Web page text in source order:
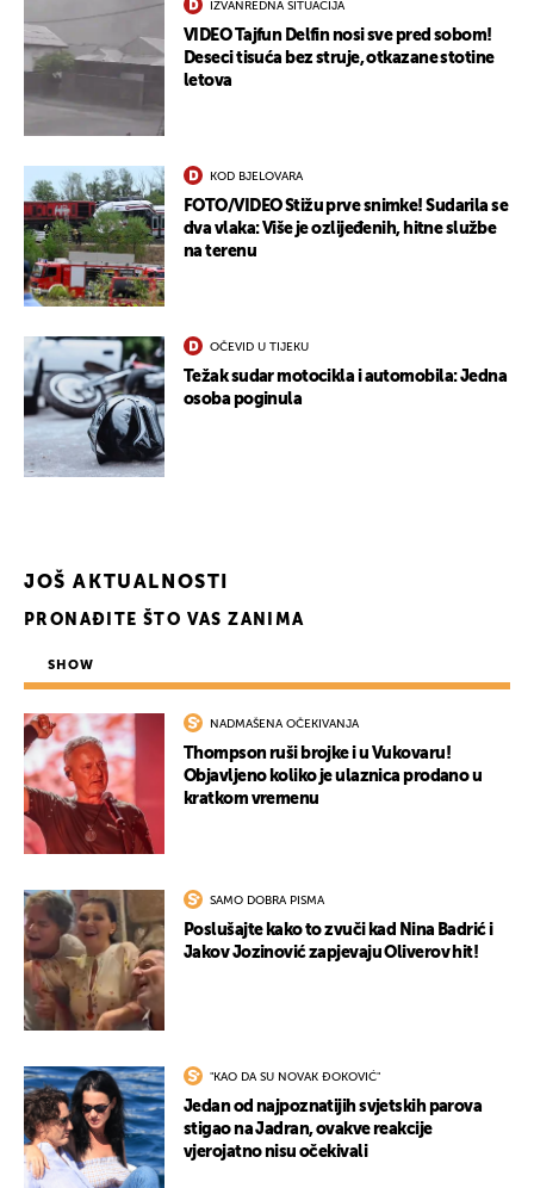
IZVANREDNA SITUACIJA
VIDEO Tajfun Delfin nosi sve pred sobom!
Deseci tisuća bez struje, otkazane stotine
letova
KOD BJELOVARA
FOTO/VIDEO Stižu prve snimke! Sudarila se
dva vlaka: Više je ozlijeđenih, hitne službe
na terenu
OČEVID U TIJEKU
Težak sudar motocikla i automobila: Jedna
osoba poginula
JOŠ AKTUALNOSTI
PRONAĐITE ŠTO VAS ZANIMA
SHOW
NADMAŠENA OČEKIVANJA
Thompson ruši brojke i u Vukovaru!
Objavljeno koliko je ulaznica prodano u
kratkom vremenu
SAMO DOBRA PISMA
Poslušajte kako to zvuči kad Nina Badrić i
Jakov Jozinović zapjevaju Oliverov hit!
"KAO DA SU NOVAK ĐOKOVIĆ"
Jedan od najpoznatijih svjetskih parova
stigao na Jadran, ovakve reakcije
vjerojatno nisu očekivali